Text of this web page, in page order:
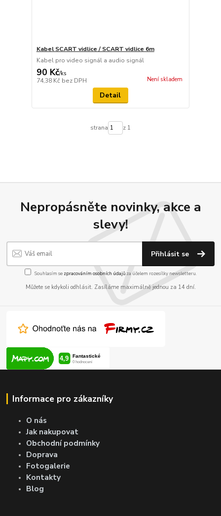
Kabel SCART vidlice / SCART vidlice 6m
Kabel pro video signál a audio signál
90 Kč/ks
74,38 Kč bez DPH Není skladem
Detail
strana z 1
Nepropásněte novinky, akce a
slevy!
Přihlásit se
Souhlasím se zpracováním osobních údajůza účelem rozesílky newsletteru.
Můžete se kdykoli odhlásit. Zasíláme maximálně jednou za 14 dní.
Informace pro zákazníky
O nás
Jak nakupovat
Obchodní podmínky
Doprava
Fotogalerie
Kontakty
Blog